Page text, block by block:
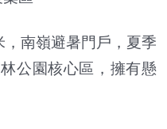
南嶺避暑門戶，夏季
公園核心區，擁有懸